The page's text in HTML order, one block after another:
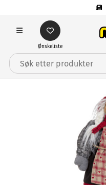
Ønskeliste